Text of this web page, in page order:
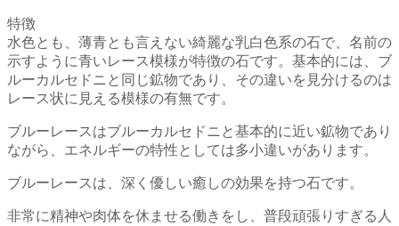
特徴
水色とも、薄青とも言えない綺麗な乳白色系の石で、名前の
示すように青いレース模様が特徴の石です。基本的には、ブ
ルーカルセドニと同じ鉱物であり、その違いを見分けるのは
レース状に見える模様の有無です。
ブルーレースはブルーカルセドニと基本的に近い鉱物であり
ながら、エネルギーの特性としては多小違いがあります。
ブルーレースは、深く優しい癒しの効果を持つ石です。
非常に精神や肉体を休ませる働きをし、普段頑張りすぎる人